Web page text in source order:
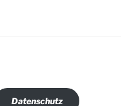
Datenschutz